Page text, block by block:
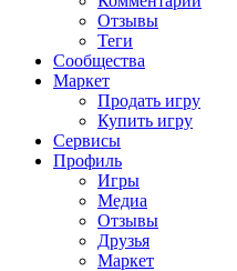
Отзывы
Теги
Сообщества
Маркет
Продать игру
Купить игру
Сервисы
Профиль
Игры
Медиа
Отзывы
Друзья
Маркет